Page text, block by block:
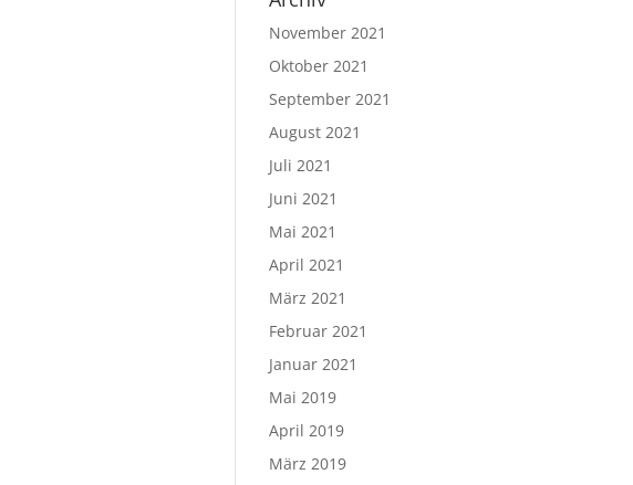
November 2021
Oktober 2021
September 2021
August 2021
Juli 2021
Juni 2021
Mai 2021
April 2021
März 2021
Februar 2021
Januar 2021
Mai 2019
April 2019
März 2019